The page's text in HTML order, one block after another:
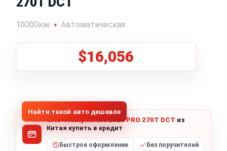
10000км Автоматическая
$16,056
Найти такой авто дешевле
GAC Trumpchi M6 2023 PRO 270T DCT из
Китая купить в кредит
Быстрое оформление Без поручителей